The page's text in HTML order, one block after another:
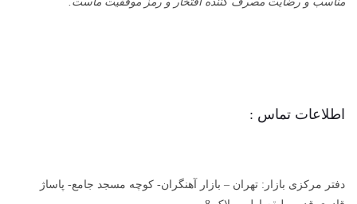
اطلاعات تماس :
دفتر مرکزی بازار: تهران – بازار آهنگران- کوچه مسجد جامع- پاساژ